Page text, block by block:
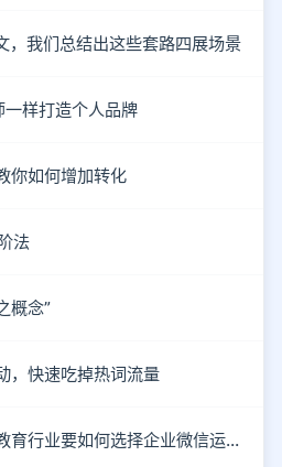
我们总结出这些套路四展场景
样打造个人品牌
你如何增加转化
法
概念”
，快速吃掉热词流量
企业版or教育版，在线教育行业要如何选择企业微信运营私域流量？